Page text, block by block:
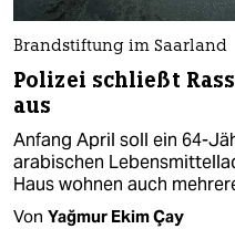
Brandstiftung im Saarland
Polizei schließt
aus
Anfang April soll ein 64-
arabischen
Haus wohnen auch
Von Yağmur Ekim Çay